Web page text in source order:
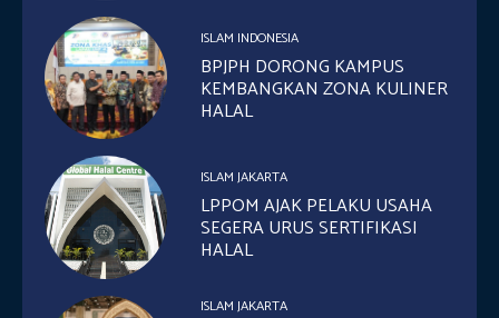
ISLAM INDONESIA
BPJPH DORONG KAMPUS
KEMBANGKAN ZONA KULINER
HALAL
ISLAM JAKARTA
LPPOM AJAK PELAKU USAHA
SEGERA URUS SERTIFIKASI
HALAL
ISLAM JAKARTA